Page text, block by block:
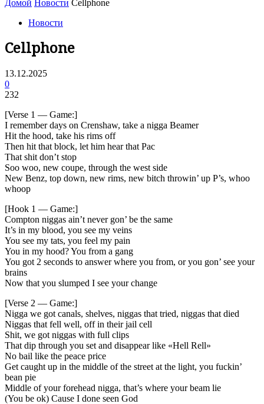
Домой Новости Cellphone
Новости
Cellphone
13.12.2025
0
232
[Verse 1 — Game:]
I remember days on Crenshaw, take a nigga Beamer
Hit the hood, take his rims off
Then hit that block, let him hear that Pac
That shit don’t stop
Soo woo, new coupe, through the west side
New Benz, top down, new rims, new bitch throwin’ up P’s, whoo
whoop
[Hook 1 — Game:]
Compton niggas ain’t never gon’ be the same
It’s in my blood, you see my veins
You see my tats, you feel my pain
You in my hood? You from a gang
You got 2 seconds to answer where you from, or you gon’ see your
brains
Now that you slumped I see your change
[Verse 2 — Game:]
Nigga we got canals, shelves, niggas that tried, niggas that died
Niggas that fell well, off in their jail cell
Shit, we got niggas with full clips
That dip through you set and disappear like «Hell Rell»
No bail like the peace price
Get caught up in the middle of the street at the light, you fuckin’
bean pie
Middle of your forehead nigga, that’s where your beam lie
(You be ok) Cause I done seen God